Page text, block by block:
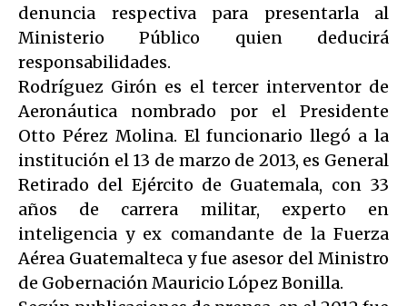
denuncia respectiva para presentarla al
Ministerio Público quien deducirá
responsabilidades.
Rodríguez Girón es el tercer interventor de
Aeronáutica nombrado por el Presidente
Otto Pérez Molina. El funcionario llegó a la
institución el 13 de marzo de 2013, es General
Retirado del Ejército de Guatemala, con 33
años de carrera militar, experto en
inteligencia y ex comandante de la Fuerza
Aérea Guatemalteca y fue asesor del Ministro
de Gobernación Mauricio López Bonilla.